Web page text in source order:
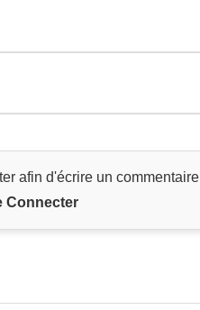
afin d'écrire un commentaire
Connecter